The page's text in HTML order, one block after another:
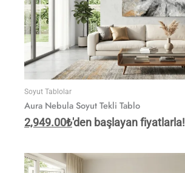
Soyut Tablolar
Aura Nebula Soyut Tekli Tablo
2,949.00₺'den başlayan fiyatlarla!